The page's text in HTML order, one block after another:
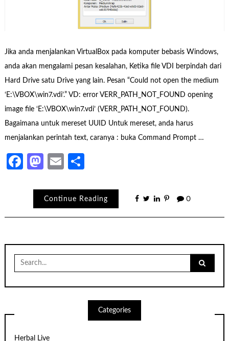
Jika anda menjalankan VirtualBox pada komputer bebasis Windows,
anda akan mengalami pesan kesalahan, Ketika file VDI berpindah dari
Hard Drive satu Drive yang lain. Pesan “Could not open the medium
‘E:\VBOX\win7.vdi’.” VD: error VERR_PATH_NOT_FOUND opening
image file ‘E:\VBOX\win7.vdi’ (VERR_PATH_NOT_FOUND).
Bagaimana untuk mereset UUID Untuk mereset, anda harus
menjalankan perintah text, caranya : buka Command Prompt …
Facebook
Mastodon
Email
Continue Reading 0
for:
Categories
Herbal Live